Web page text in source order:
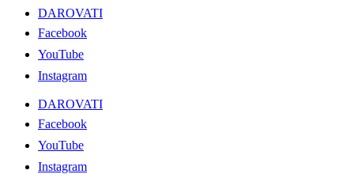
DAROVATI
Facebook
YouTube
Instagram
DAROVATI
Facebook
YouTube
Instagram